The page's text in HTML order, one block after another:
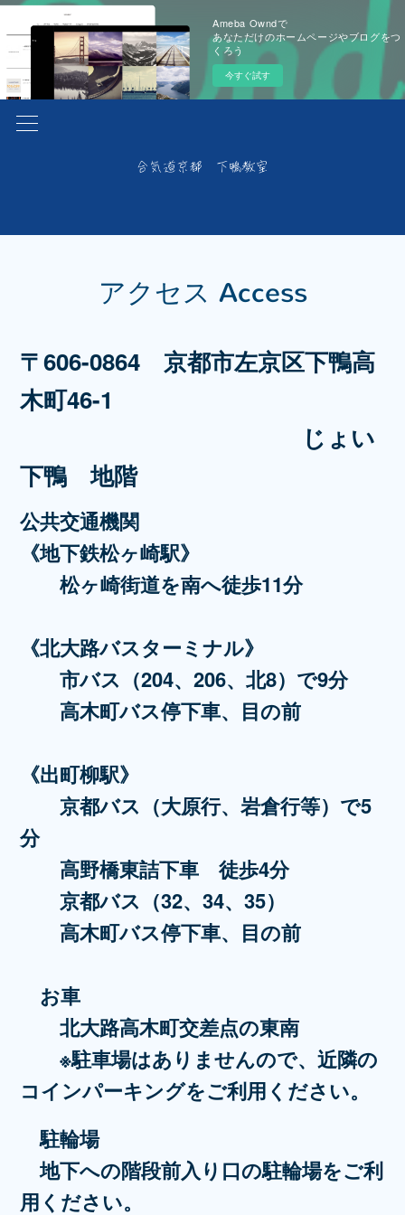
Ameba Owndで
あなただけのホームページやブログをつ
くろう
今すぐ試す
アクセス Access
〒606-0864 京都市左京区下鴨高
木町46-1
じょい
下鴨 地階
公共交通機関
《地下鉄松ヶ崎駅》
松ヶ崎街道を南へ徒歩11分
《北大路バスターミナル》
市バス（204、206、北8）で9分
高木町バス停下車、目の前
《出町柳駅》
京都バス（大原行、岩倉行等）で5
分
高野橋東詰下車 徒歩4分
京都バス（32、34、35）
高木町バス停下車、目の前
お車
北大路高木町交差点の東南
※駐車場はありませんので、近隣の
コインパーキングをご利用ください。
駐輪場
地下への階段前入り口の駐輪場をご利
用ください。